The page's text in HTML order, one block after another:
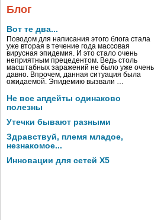
Блог
Вот те два...
Поводом для написания этого блога стала
уже вторая в течение года массовая
вирусная эпидемия. И это стало очень
неприятным прецедентом. Ведь столь
масштабных заражений не было уже очень
давно. Впрочем, данная ситуация была
ожидаемой. Эпидемию вызвали …
Не все апдейты одинаково
полезны
Утечки бывают разными
Здравствуй, племя младое,
незнакомое...
Инновации для сетей X5